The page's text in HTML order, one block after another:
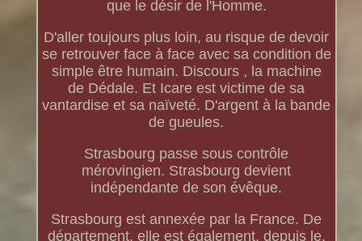
que le désir de l'Homme.
D'aller toujours plus loin, au risque de devoir
se retrouver face à face avec sa condition de
simple être humain. Discours , la machine
de Dédale. Et Icare est victime de sa
vantardise et sa naïveté. D'argent à la bande
de gueules.
Strasbourg passe sous contrôle
mérovingien. Strasbourg devient
indépendante de son évêque.
Strasbourg est annexée par la France. De
département, elle est également, depuis le.